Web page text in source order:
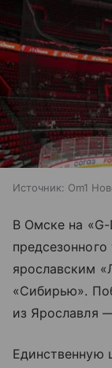
Источник: Om1
В Омске на
ярославским
«Сибирью».
из Ярославля
Единственную